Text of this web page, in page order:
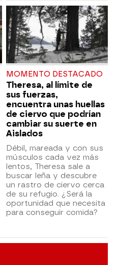
MOMENTO DESTACADO
Theresa, al límite de
sus fuerzas,
encuentra unas huellas
de ciervo que podrían
cambiar su suerte en
Aislados
Débil, mareada y con sus
músculos cada vez más
lentos, Theresa sale a
buscar leña y descubre
un rastro de ciervo cerca
de su refugio. ¿Será la
oportunidad que necesita
para conseguir comida?